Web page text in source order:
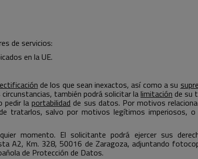
de servicios:
en la UE.
de los que sean inexactos, así como a su
también podrá solicitar lalimitación de su
pedir laportabilidad de sus datos. Por motivos
tratarlos, salvo por motivos legítimos imperiosos,
momento. El solicitante podrá ejercer sus
A2, Km. 328, 50016 de Zaragoza, adjuntando
de Protección de Datos.